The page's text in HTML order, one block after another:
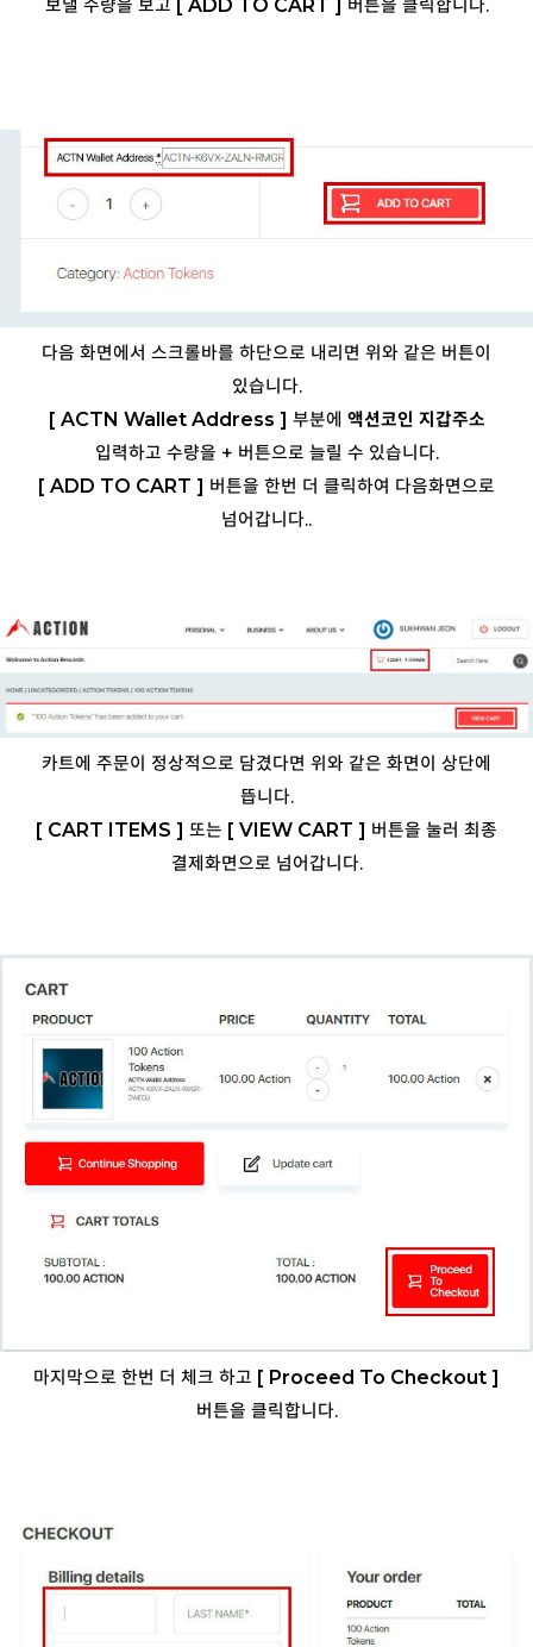
보낼 수량을 보고 [ ADD TO CART ] 버튼을 클릭합니다.
다음 화면에서 스크롤바를 하단으로 내리면 위와 같은 버튼이
있습니다.
[ ACTN Wallet Address ] 부분에 액션코인 지갑주소
입력하고 수량을 + 버튼으로 늘릴 수 있습니다.
[ ADD TO CART ] 버튼을 한번 더 클릭하여 다음화면으로
넘어갑니다..
카트에 주문이 정상적으로 담겼다면 위와 같은 화면이 상단에
뜹니다.
[ CART ITEMS ] 또는 [ VIEW CART ] 버튼을 눌러 최종
결제화면으로 넘어갑니다.
마지막으로 한번 더 체크 하고 [ Proceed To Checkout ]
버튼을 클릭합니다.